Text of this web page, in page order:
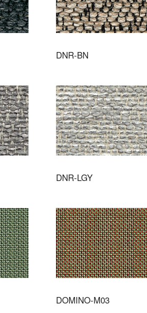
DNR-BN
DNR-LGY
DOMINO-M03